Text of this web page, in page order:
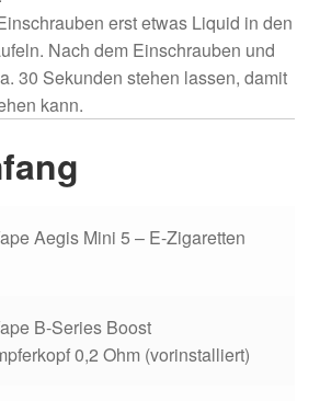
erst etwas Liquid in den
Nach dem Einschrauben und
30 Sekunden stehen lassen, damit
kann.
Aegis Mini 5 – E-Zigaretten
B-Series Boost
0,2 Ohm (vorinstalliert)